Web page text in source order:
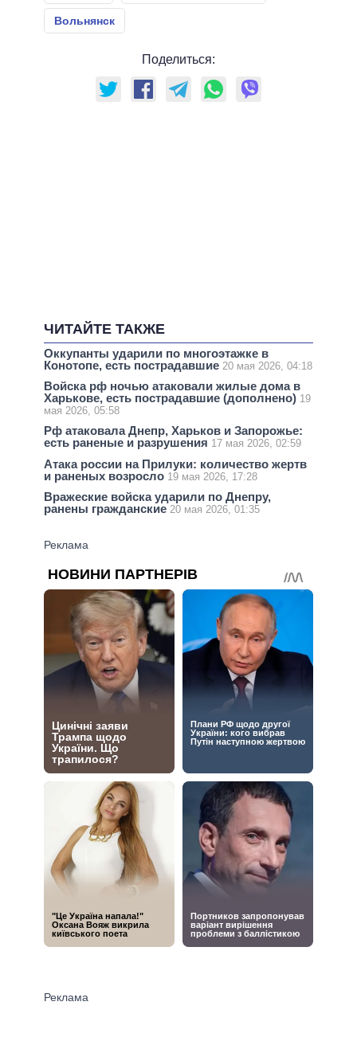
Вольнянск
Поделиться:
ЧИТАЙТЕ ТАКЖЕ
Оккупанты ударили по многоэтажке в
Конотопе, есть пострадавшие 20 мая 2026, 04:18
Войска рф ночью атаковали жилые дома в
Харькове, есть пострадавшие (дополнено) 19
мая 2026, 05:58
Рф атаковала Днепр, Харьков и Запорожье:
есть раненые и разрушения 17 мая 2026, 02:59
Атака россии на Прилуки: количество жертв
и раненых возросло 19 мая 2026, 17:28
Вражеские войска ударили по Днепру,
ранены гражданские 20 мая 2026, 01:35